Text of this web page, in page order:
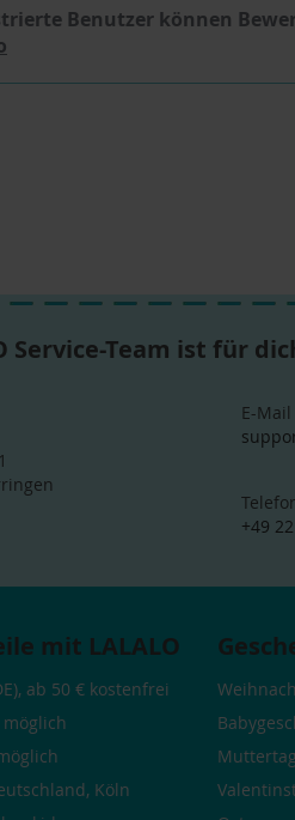
Benutzer können
Service-Team ist für
E-Mail
+49
mit LALALO
ab 50 € kostenfrei
möglich
Köln
Muttertag